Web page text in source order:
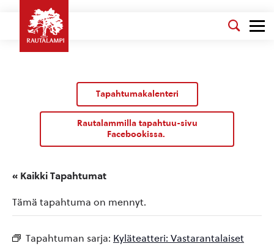
Tapahtumakalenteri
Rautalammilla tapahtuu-sivu
Facebookissa.
« Kaikki Tapahtumat
Tämä tapahtuma on mennyt.
Tapahtuman sarja: Kyläteatteri: Vastarantalaiset